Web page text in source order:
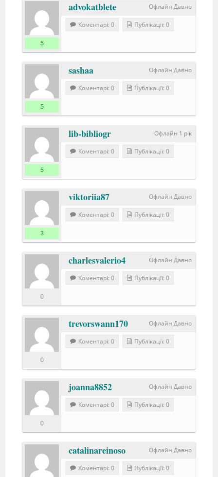
Офлайн Давно
advokatblete
5
Коментарі: 0 Публікації: 0
Офлайн Давно
sashaa
5
Коментарі: 0 Публікації: 0
Офлайн 1 рік
lib-bibliogr
5
Коментарі: 0 Публікації: 0
Офлайн Давно
viktoriia87
3
Коментарі: 0 Публікації: 0
Офлайн Давно
charlesvalerio4
0
Коментарі: 0 Публікації: 0
Офлайн Давно
trevorswann170
0
Коментарі: 0 Публікації: 0
Офлайн Давно
joanna8852
0
Коментарі: 0 Публікації: 0
Офлайн Давно
catalinareinoso
Коментарі: 0 Публікації: 0